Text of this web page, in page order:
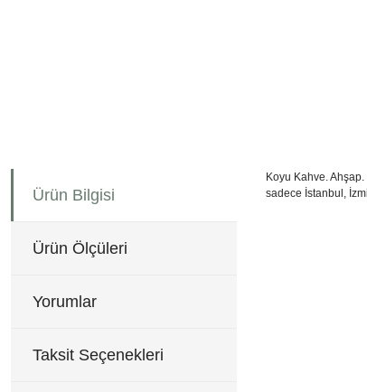
Ürün Bilgisi
Ürün Ölçüleri
Yorumlar
Taksit Seçenekleri
Koyu Kahve.
sadece İstanbul,